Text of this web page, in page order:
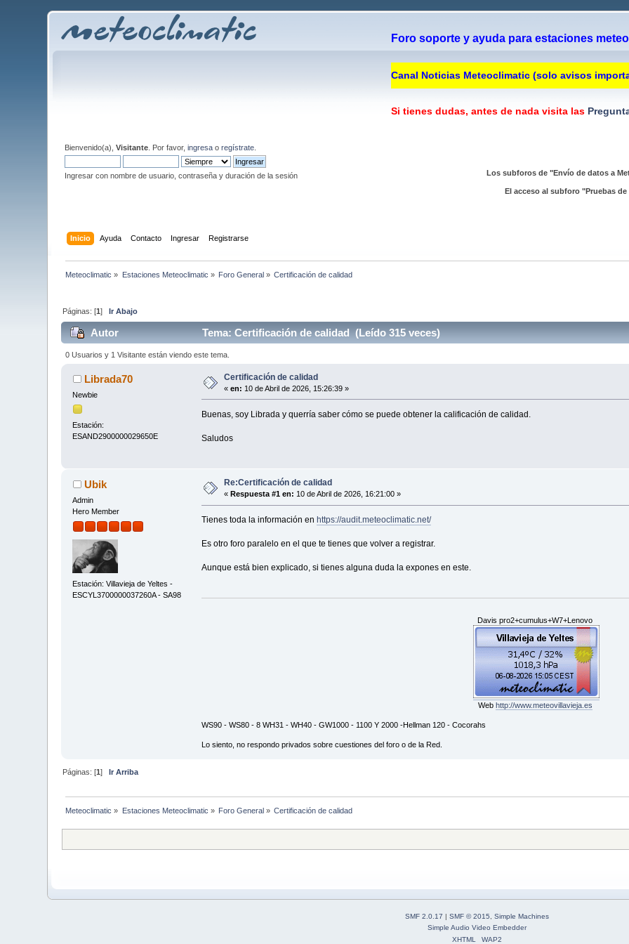
Foro soporte y ayuda para estaciones
Canal Noticias Meteoclimatic (solo avisos
Si tienes dudas, antes de nada visita las
Bienvenido(a),Visitante . Por favor,ingresa oregístrate
Ingresar con nombre de usuario, contraseña y duración de la sesión
Los subforos de "Envío de datos a
El acceso al subforo "Pruebas
Inicio Ayuda Contacto Ingresar Registrarse
Meteoclimatic » Estaciones Meteoclimatic » Foro General » Certificación de calidad
Páginas: [1]Ir Abajo
Autor Tema: Certificación de calidad (Leído 315 veces)
0 Usuarios y 1 Visitante están viendo este tema.
Librada70
Newbie
Estación:
ESAND2900000029650E
Certificación de calidad
«en: 10 de Abril de 2026, 15:26:39 »
Buenas, soy Librada y querría saber cómo se puede obtener la calificación de calidad.
Saludos
Ubik
Admin
Hero Member
Estación: Villavieja de Yeltes -
ESCYL3700000037260A - SA98
Re:Certificación de calidad
«Respuesta #1 en: 10 de Abril de 2026, 16:21:00 »
Tienes toda la información en https://audit.meteoclimatic.net/
Es otro foro paralelo en el que te tienes que volver a registrar.
Aunque está bien explicado, si tienes alguna duda la expones en este.
Davis pro2+cumulus+W7+Lenovo
Web http://www.meteovillavieja.es
WS90 - WS80 - 8 WH31 - WH40 - GW1000 - 1100 Y 2000 -Hellman 120 - Cocorahs
Lo siento, no respondo privados sobre cuestiones del foro o de la Red.
Páginas: [1]
Ir Arriba
Meteoclimatic » Estaciones Meteoclimatic » Foro General » Certificación de calidad
SMF 2.0.17 SMF © 2015, Simple Machines
Simple Audio Video Embedder
XHTML
WAP2